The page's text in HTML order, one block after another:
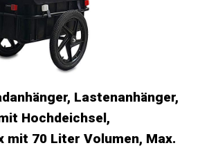
Lastenanhänger,
Hochdeichsel,
mit 70 Liter Volumen, Max.